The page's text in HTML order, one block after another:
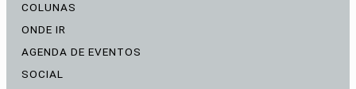
COLUNAS
ONDE IR
AGENDA DE EVENTOS
SOCIAL